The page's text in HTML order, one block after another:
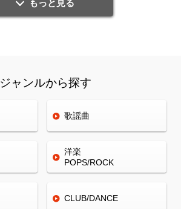
もっと見る
ジャンルから探す
歌謡曲
洋楽
POPS/ROCK
CLUB/DANCE